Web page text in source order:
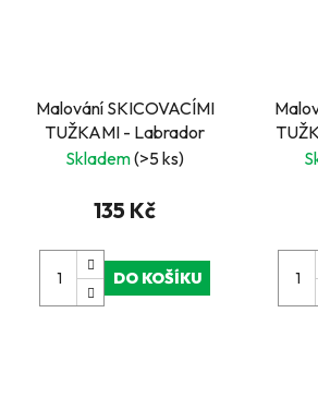
Malování SKICOVACÍMI
TUŽKAMI - Labrador
Skladem(>5 ks)
135 Kč
DO KOŠÍKU